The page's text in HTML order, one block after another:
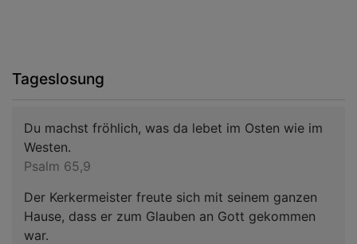
Tageslosung
Du machst fröhlich, was da lebet im Osten wie im
Westen.
Psalm 65,9
Der Kerkermeister freute sich mit seinem ganzen
Hause, dass er zum Glauben an Gott gekommen
war.